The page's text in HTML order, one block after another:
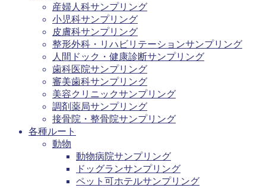
産婦人科サンプリング
小児科サンプリング
皮膚科サンプリング
整形外科・リハビリテーションサンプリング
人間ドック・健康診断サンプリング
歯科医院サンプリング
審美歯科サンプリング
美容クリニックサンプリング
調剤薬局サンプリング
接骨院・整骨院サンプリング
各種ルート
動物
動物病院サンプリング
ドッグランサンプリング
ペット可ホテルサンプリング